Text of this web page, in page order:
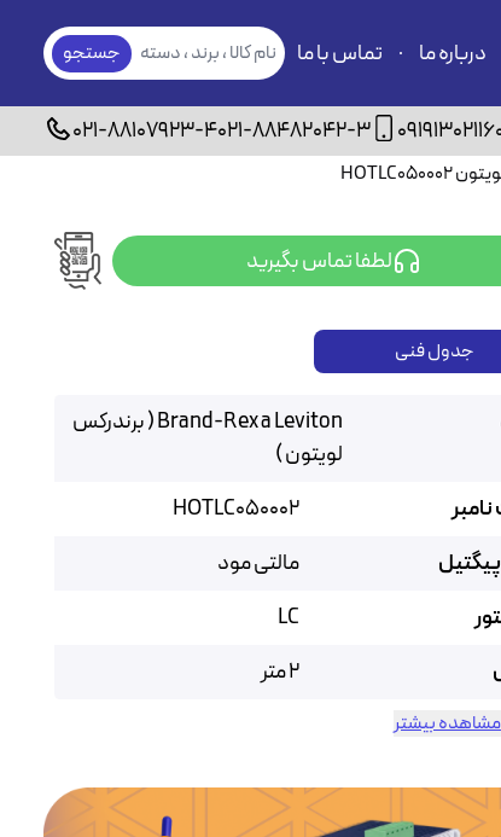
درباره ما تماس با ما
نام کالا ، برند ، دسته
بندی
جستجو
09191302116
021-88482042-3
021-88107923-4
لطفا تماس بگیرید
جدول فنی
Brand-Rex a Leviton ( برندرکس
لویتون )
نامبر
HOTLC050002
مالتی مود
LC
2 متر
مشاهده بیشتر